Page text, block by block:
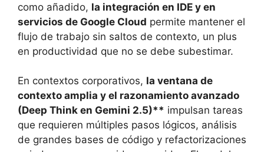
como añadido, la integración en IDE y en
servicios de Google Cloud permite mantener el
flujo de trabajo sin saltos de contexto, un plus
en productividad que no se debe subestimar.
En contextos corporativos, la ventana de
contexto amplia y el razonamiento avanzado
(Deep Think en Gemini 2.5)** impulsan tareas
que requieren múltiples pasos lógicos, análisis
de grandes bases de código y refactorizaciones